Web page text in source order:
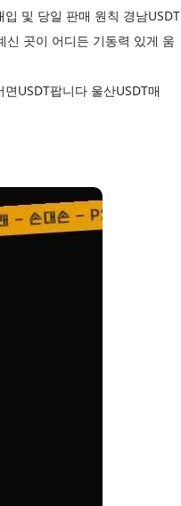
및 당일 판매 원칙 경남USDT
신 곳이 어디든 기동력 있게 움
USDT팝니다 울산USDT매